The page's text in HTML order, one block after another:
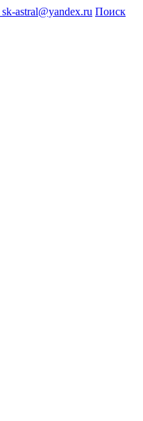
sk-astral@yandex.ru Поиск